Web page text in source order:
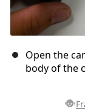
Open the
body of the